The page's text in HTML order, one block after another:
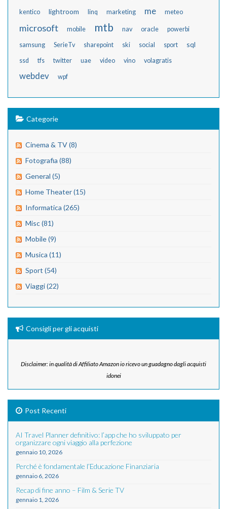
kentico lightroom linq marketing me meteo
microsoft mobile mtb nav oracle powerbi
samsung SerieTv sharepoint ski social sport sql
ssd tfs twitter uae video vino volagratis
webdev wpf
Categorie
Cinema & TV (8)
Fotografia (88)
General (5)
Home Theater (15)
Informatica (265)
Misc (81)
Mobile (9)
Musica (11)
Sport (54)
Viaggi (22)
Consigli per gli acquisti
Disclaimer: in qualità di Affiliato Amazon io ricevo un guadagno dagli acquisti
idonei
Post Recenti
AI Travel Planner definitivo: l’app che ho sviluppato per
organizzare ogni viaggio alla perfezione
gennaio 10, 2026
Perché è fondamentale l’Educazione Finanziaria
gennaio 6, 2026
Recap di fine anno – Film & Serie TV
gennaio 1, 2026